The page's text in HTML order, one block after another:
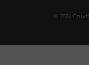
FR | € EUR
© 2026